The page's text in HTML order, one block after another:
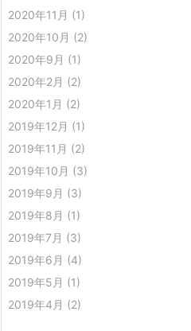
2020年11月 (1)
2020年10月 (2)
2020年9月 (1)
2020年2月 (2)
2020年1月 (2)
2019年12月 (1)
2019年11月 (2)
2019年10月 (3)
2019年9月 (3)
2019年8月 (1)
2019年7月 (3)
2019年6月 (4)
2019年5月 (1)
2019年4月 (2)